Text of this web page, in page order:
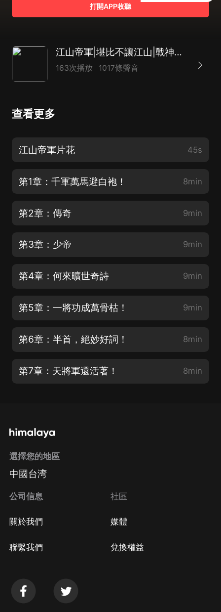
打開APP收聽
江山帝軍|堪比不讓江山|戰神版慶余年|架空穿越智鬥爽文
163次播放 1017條聲音
查看更多
江山帝軍片花 45s
第1章：千軍萬馬避白袍！ 8min
第2章：傳奇 9min
第3章：少帝 9min
第4章：何來曠世奇詩 9min
第5章：一將功成萬骨枯！ 9min
第6章：半首，絕妙好詞！ 8min
第7章：天將軍還活著！ 8min
選擇您的地區
中國台湾
公司信息
關於我們
聯繫我們
社區
媒體
兌換權益